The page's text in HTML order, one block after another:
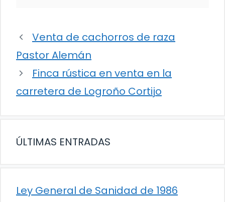
Venta de cachorros de raza
Pastor Alemán
Finca rústica en venta en la
carretera de Logroño Cortijo
ÚLTIMAS ENTRADAS
Ley General de Sanidad de 1986